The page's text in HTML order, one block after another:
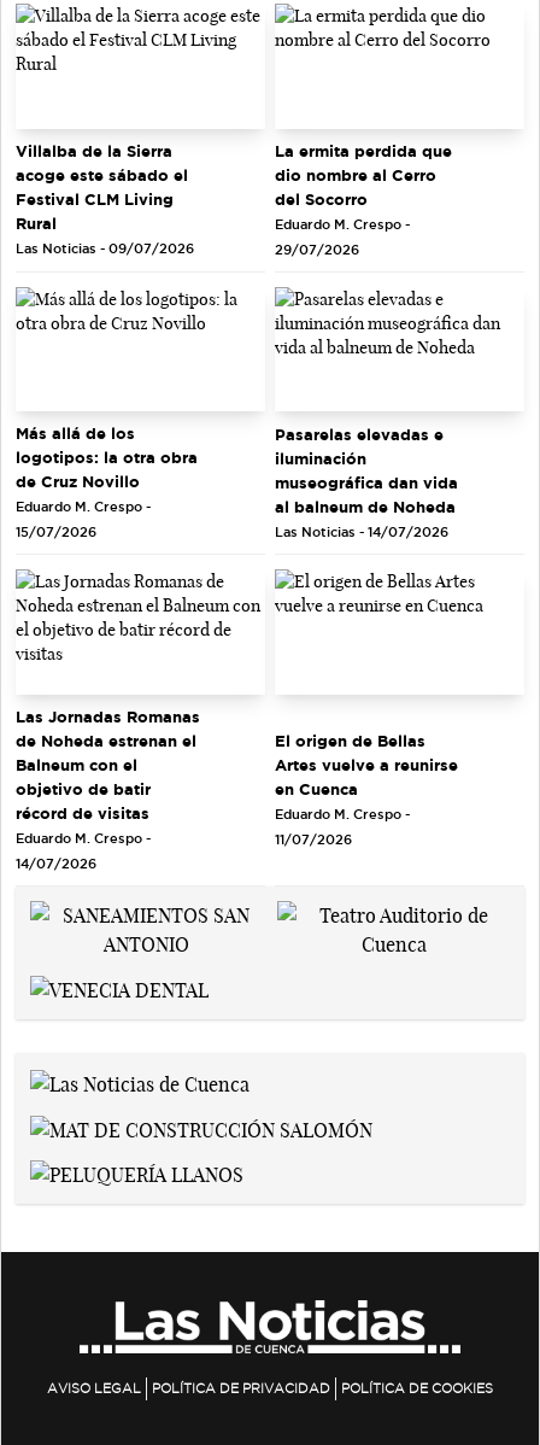
Villalba de la Sierra
acoge este sábado el
Festival CLM Living
Rural
Las Noticias - 09/07/2026
La ermita perdida que
dio nombre al Cerro
del Socorro
Eduardo M. Crespo -
29/07/2026
Más allá de los
logotipos: la otra obra
de Cruz Novillo
Eduardo M. Crespo -
15/07/2026
Pasarelas elevadas e
iluminación
museográfica dan vida
al balneum de Noheda
Las Noticias - 14/07/2026
Las Jornadas Romanas
de Noheda estrenan el
Balneum con el
objetivo de batir
récord de visitas
Eduardo M. Crespo -
14/07/2026
El origen de Bellas
Artes vuelve a reunirse
en Cuenca
Eduardo M. Crespo -
11/07/2026
AVISO LEGAL POLÍTICA DE PRIVACIDAD POLÍTICA DE COOKIES